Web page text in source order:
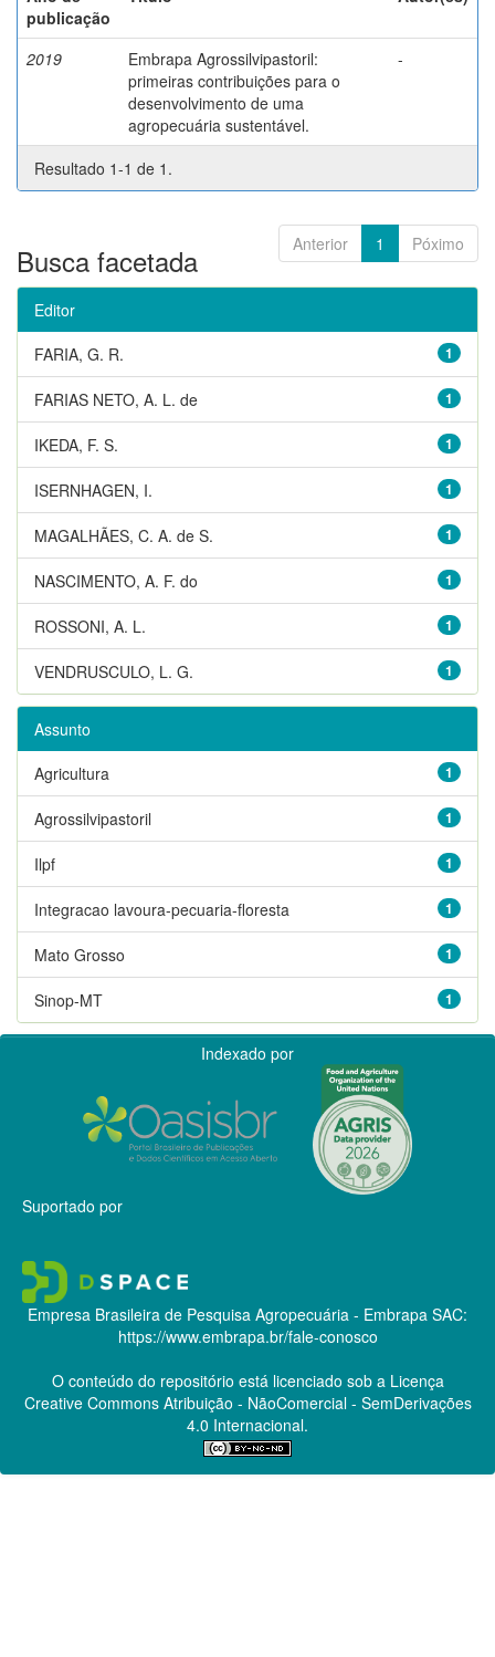
publicação
2019
Embrapa Agrossilvipastoril:
primeiras contribuições para o
desenvolvimento de uma
agropecuária sustentável.
-
Resultado 1-1 de 1.
Anterior 1 Póximo
Busca facetada
Editor
1
FARIA, G. R.
1
FARIAS NETO, A. L. de
1
IKEDA, F. S.
1
ISERNHAGEN, I.
1
MAGALHÃES, C. A. de S.
1
NASCIMENTO, A. F. do
1
ROSSONI, A. L.
1
VENDRUSCULO, L. G.
Assunto
1
Agricultura
1
Agrossilvipastoril
1
Ilpf
1
Integracao lavoura-pecuaria-floresta
1
Mato Grosso
1
Sinop-MT
Indexado por
Suportado por
Empresa Brasileira de Pesquisa Agropecuária - Embrapa SAC:
https://www.embrapa.br/fale-conosco
O conteúdo do repositório está licenciado sob a Licença
Creative CommonsAtribuição - NãoComercial - SemDerivações
4.0 Internacional.